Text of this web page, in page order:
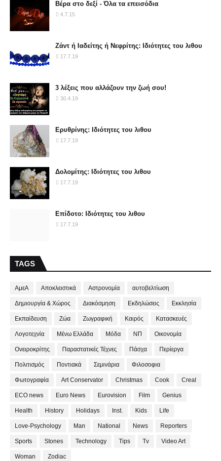
Βέρα στο δεξί - Όλα τα επεισόδια
4.7.15
Ζάντ ή Ιαδείτης ή Νεφρίτης: Ιδιότητες του λιθου
17.7.19
3 λέξεις που αλλάζουν την ζωή σου!
30.4.19
Ερυθρίνης: Ιδιότητες του λιθου
17.7.19
Δολομίτης: Ιδιότητες του λιθου
17.7.19
Επίδοτο: Ιδιότητες του λιθου
17.7.19
TAGS
ΑμεΑ Αποκλειστικά Αστρονομία αυτοβελτίωση
Δημιουργία & Χώρος Διακόσμηση Εκδηλώσεις Εκκλησία
Εκπαίδευση Ζώα Ζωγραφική Καιρός Κατασκευές
Λογοτεχνία Μένω Ελλάδα Μόδα ΝΠ Οικονομία
Ονειροκρίτης Παραστατικές Τέχνες Πάσχα Περίεργα
Πολιτισμός Ποντιακά Σεμινάρια Φιλοσοφια
Φωτογραφία Art Conservator Christmas Cook Creal
ECO news Euro News Eurovision Film Genius
Health History Holidays Inst. Kids Life
Love-Psychology Man National News Reporters
Sports Stones Technology Tips Tv Video Art
Woman Zodiac